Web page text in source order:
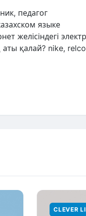
педагог
языке
желісіндегі
қалай? nike,
CLEVER